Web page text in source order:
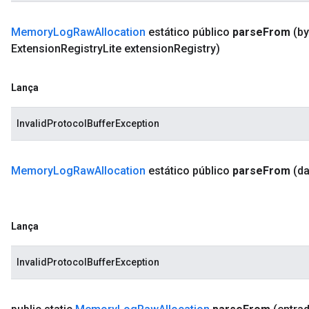
MemoryLogRawAllocation estático público parseFrom
ExtensionRegistryLite extensionRegistry)
Lança
InvalidProtocolBufferException
MemoryLogRawAllocation estático público parseFrom
Lança
InvalidProtocolBufferException